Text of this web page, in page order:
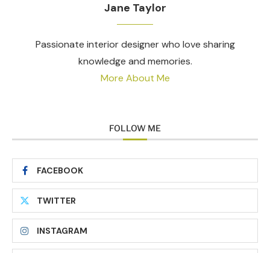
Jane Taylor
Passionate interior designer who love sharing
knowledge and memories.
More About Me
FOLLOW ME
FACEBOOK
TWITTER
INSTAGRAM